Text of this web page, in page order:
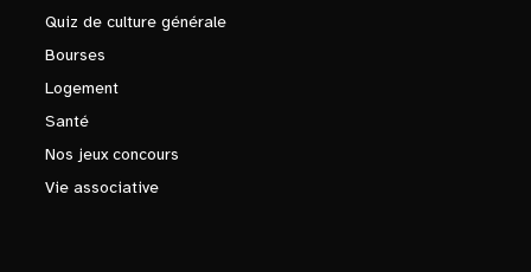
Quiz de culture générale
Bourses
Logement
Santé
Nos jeux concours
Vie associative